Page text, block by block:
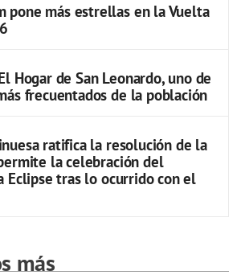
pone más estrellas en la Vuelta
Hogar de San Leonardo, uno de
frecuentados de la población
ratifica la resolución de la
la celebración del
Eclipse tras lo ocurrido con el
más